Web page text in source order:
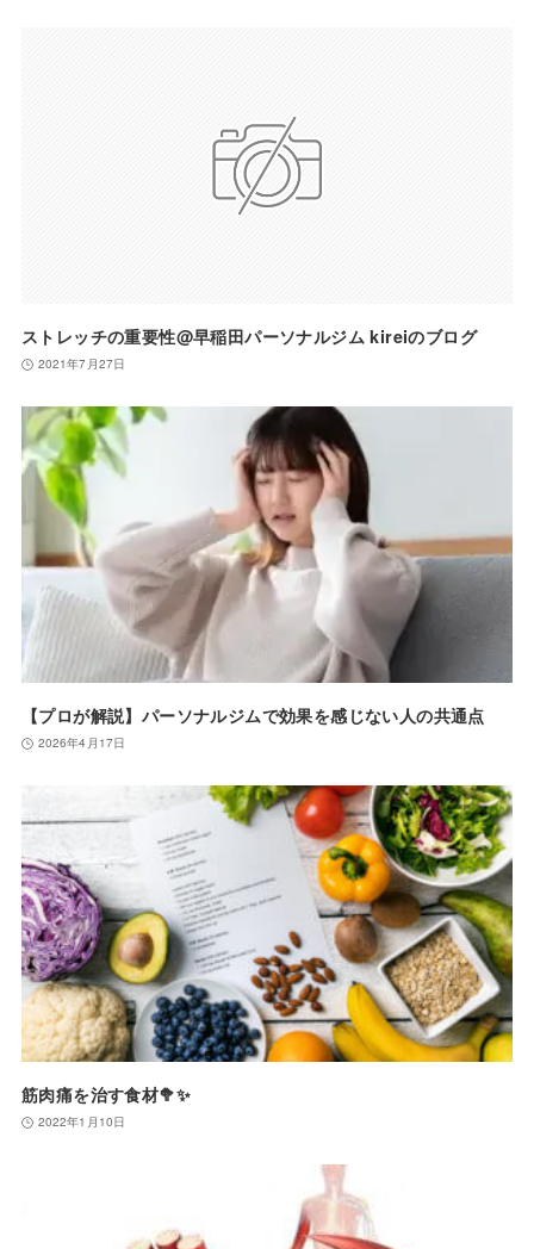
ストレッチの重要性@早稲田パーソナルジム kireiのブログ
2021年7月27日
【プロが解説】パーソナルジムで効果を感じない人の共通点
2026年4月17日
筋肉痛を治す食材🥦✨
2022年1月10日